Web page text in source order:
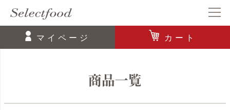
マイページ カート
商品一覧
価格が安い順
価格が高い順
優先度順
キーワードヒット順
検索